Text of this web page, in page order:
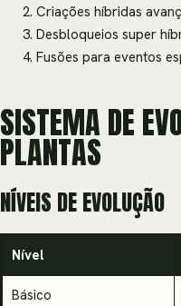
Criações híbridas
Desbloqueios super
Fusões para eventos
SISTEMA DE
PLANTAS
NÍVEIS DE EVOLUÇÃO
Nível
Básico